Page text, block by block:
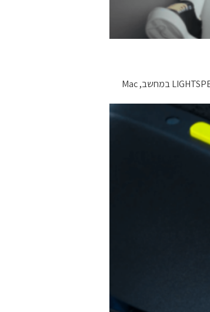
ובעלת ביצועים גבוהים, קישוריות חזקה וחיי סוללה ארוכים. כולם עם טווח של עד 10 מטרים. בתנאי שימוש אופטימליים. אתם יכולים להשתמש ב- LIGHTSPEED במחשב, Mac